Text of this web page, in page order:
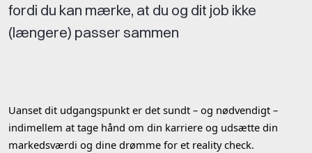
fordi du kan mærke, at du og dit job ikke
(længere) passer sammen
Uanset dit udgangspunkt er det sundt – og nødvendigt –
indimellem at tage hånd om din karriere og udsætte din
markedsværdi og dine drømme for et reality check.